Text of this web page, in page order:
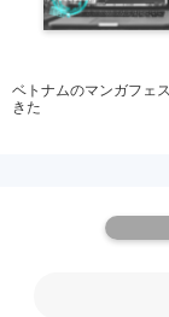
ベトナムのマンガフェ
きた